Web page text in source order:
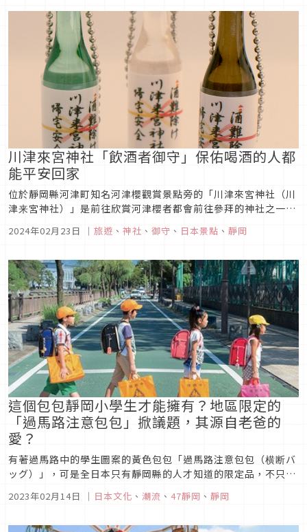
川津來宮神社「飲酒者御守」保佑喝酒的人都
能平安回家
位於靜岡縣河津町知名河津櫻觀賞景點旁的「川津來宮神社（川
津来宮神社）」是前往欣賞河津櫻者都會前往參拜的神社之一。
呑む人の御守）」引起話題，可愛的樣式也讓人想一次全購入。
2024年02月23日 ｜ 旅遊 、 神社 、 御守 、 日本景點 、 靜岡
這個包包靜岡小學生才能擁有？地區限定的
「過馬路注意包包」掀議題，其源自老爸的
愛？
有著過馬路中的學生圖案的黃色包包「過馬路注意包包（横断バ
ッグ）」，可是全日本只有靜岡縣的人才知道的限定品，不只成
為節目話題，也成為社群中的熱門關鍵字，究竟這個「過馬路注
意包包」又有什麼特別之處呢？
2023年02月14日 ｜ 日本文化 、 潮流 、 47靜岡 、 靜岡